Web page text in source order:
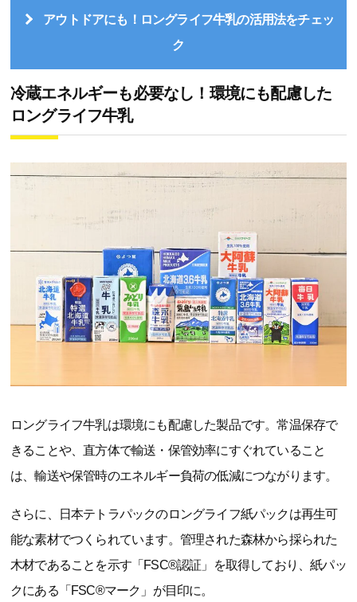
アウトドアにも！ロングライフ牛乳の活用法をチェッ
ク
冷蔵エネルギーも必要なし！環境にも配慮した
ロングライフ牛乳
ロングライフ牛乳は環境にも配慮した製品です。常温保存で
きることや、直方体で輸送・保管効率にすぐれていること
は、輸送や保管時のエネルギー負荷の低減につながります。
さらに、日本テトラパックのロングライフ紙パックは再生可
能な素材でつくられています。管理された森林から採られた
木材であることを示す「FSC®認証」を取得しており、紙パッ
クにある「FSC®マーク」が目印に。